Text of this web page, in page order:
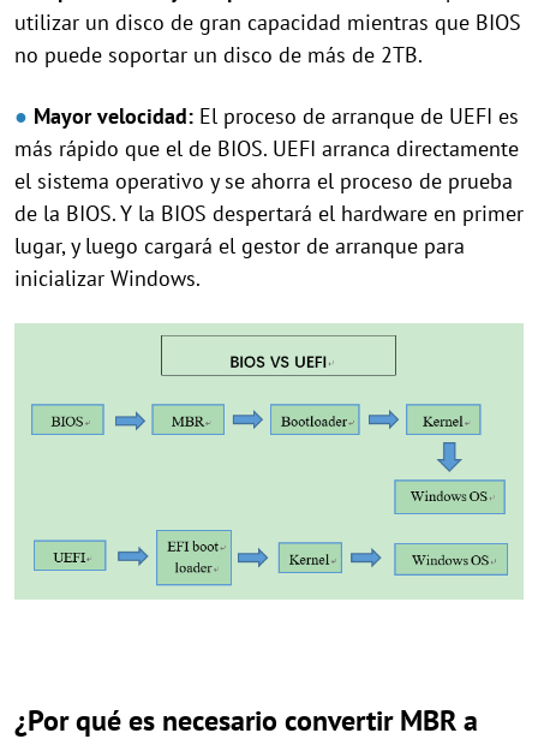
utilizar un disco de gran capacidad mientras que BIOS
no puede soportar un disco de más de 2TB.
● Mayor velocidad: El proceso de arranque de UEFI es
más rápido que el de BIOS. UEFI arranca directamente
el sistema operativo y se ahorra el proceso de prueba
de la BIOS. Y la BIOS despertará el hardware en primer
lugar, y luego cargará el gestor de arranque para
inicializar Windows.
¿Por qué es necesario convertir MBR a